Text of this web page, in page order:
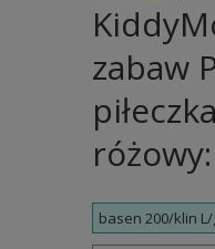
zabaw
basen 200/klin